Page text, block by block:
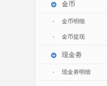
电器设备
IT/智能化
灯饰照明
金币
金币明细
金币提现
现金劵
现金劵明细